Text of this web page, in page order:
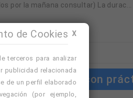
por la mañana consultar) La durac...
Cursos con
X
de Cookies
terceros para analizar
publicidad relacionada
de un perfil elaborado
(por ejemplo,